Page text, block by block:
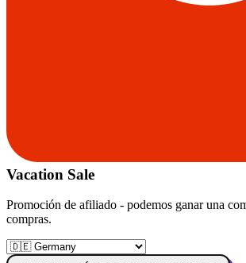
Vacation Sale
Promoción de afiliado - podemos ganar una
compras.